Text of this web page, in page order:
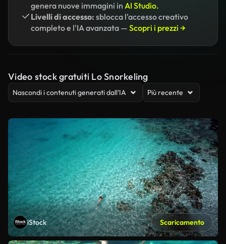
genera nuove immagini in AI Studio.
Livelli di accesso: sblocca l'accesso creativo
completo e l'IA avanzata — Scopri i prezzi →
Video stock gratuiti Lo Snorkeling
Nascondi i contenuti generati dall’IA Più recente
iStock Scaricamento